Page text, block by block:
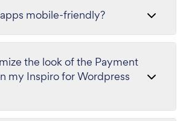
mobile-friendly?
the look of the Payment
my Inspiro for Wordpress